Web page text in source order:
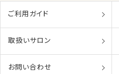
ご利用ガイド
取扱いサロン
お問い合わせ